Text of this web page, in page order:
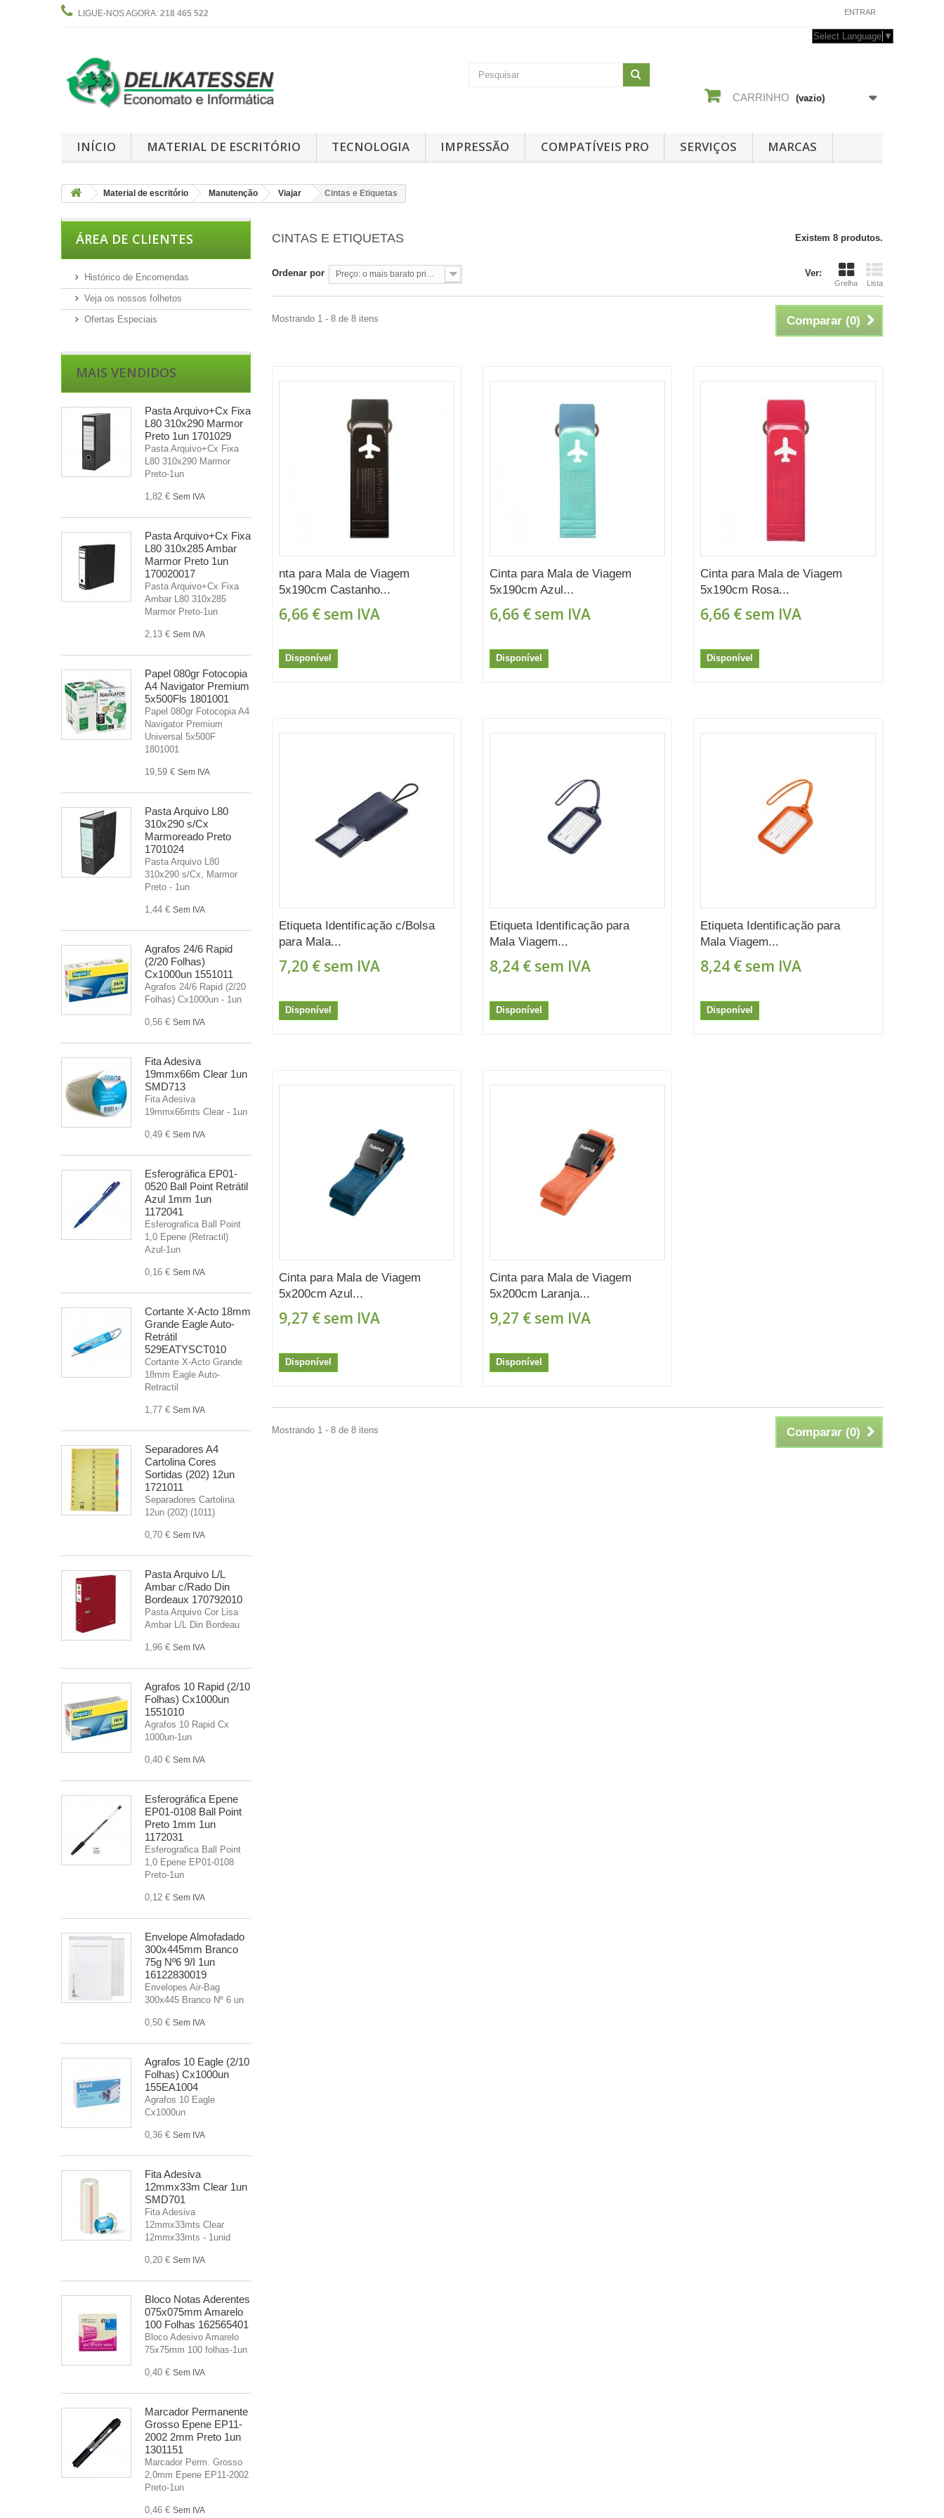
ENTRAR
LIGUE-NOS AGORA: 218 465 522
Select Language ▼
CARRINHO (vazio)
INÍCIO MATERIAL DE ESCRITÓRIO TECNOLOGIA IMPRESSÃO COMPATÍVEIS PRO SERVIÇOS MARCAS
Material de escritório Manutenção Viajar Cintas e Etiquetas
ÁREA DE CLIENTES
Histórico de Encomendas
Veja os nossos folhetos
Ofertas Especiais
MAIS VENDIDOS
Pasta Arquivo+Cx Fixa
L80 310x290 Marmor
Preto 1un 1701029
Pasta Arquivo+Cx Fixa
L80 310x290 Marmor
Preto-1un
1,82 € Sem IVA
Pasta Arquivo+Cx Fixa
L80 310x285 Ambar
Marmor Preto 1un
170020017
Pasta Arquivo+Cx Fixa
Ambar L80 310x285
Marmor Preto-1un
2,13 € Sem IVA
Papel 080gr Fotocopia
A4 Navigator Premium
5x500Fls 1801001
Papel 080gr Fotocopia A4
Navigator Premium
Universal 5x500F
1801001
19,59 € Sem IVA
Pasta Arquivo L80
310x290 s/Cx
Marmoreado Preto
1701024
Pasta Arquivo L80
310x290 s/Cx, Marmor
Preto - 1un
1,44 € Sem IVA
Agrafos 24/6 Rapid
(2/20 Folhas)
Cx1000un 1551011
Agrafos 24/6 Rapid (2/20
Folhas) Cx1000un - 1un
0,56 € Sem IVA
Fita Adesiva
19mmx66m Clear 1un
SMD713
Fita Adesiva
19mmx66mts Clear - 1un
0,49 € Sem IVA
Esferográfica EP01-
0520 Ball Point Retrátil
Azul 1mm 1un
1172041
Esferografica Ball Point
1,0 Epene (Retractil)
Azul-1un
0,16 € Sem IVA
Cortante X-Acto 18mm
Grande Eagle Auto-
Retrátil
529EATYSCT010
Cortante X-Acto Grande
18mm Eagle Auto-
Retractil
1,77 € Sem IVA
Separadores A4
Cartolina Cores
Sortidas (202) 12un
1721011
Separadores Cartolina
12un (202) (1011)
0,70 € Sem IVA
Pasta Arquivo L/L
Ambar c/Rado Din
Bordeaux 170792010
Pasta Arquivo Cor Lisa
Ambar L/L Din Bordeau
1,96 € Sem IVA
Agrafos 10 Rapid (2/10
Folhas) Cx1000un
1551010
Agrafos 10 Rapid Cx
1000un-1un
0,40 € Sem IVA
Esferográfica Epene
EP01-0108 Ball Point
Preto 1mm 1un
1172031
Esferografica Ball Point
1,0 Epene EP01-0108
Preto-1un
0,12 € Sem IVA
Envelope Almofadado
300x445mm Branco
75g Nº6 9/I 1un
16122830019
Envelopes Air-Bag
300x445 Branco Nº 6 un
0,50 € Sem IVA
Agrafos 10 Eagle (2/10
Folhas) Cx1000un
155EA1004
Agrafos 10 Eagle
Cx1000un
0,36 € Sem IVA
Fita Adesiva
12mmx33m Clear 1un
SMD701
Fita Adesiva
12mmx33mts Clear
12mmx33mts - 1unid
0,20 € Sem IVA
Bloco Notas Aderentes
075x075mm Amarelo
100 Folhas 162565401
Bloco Adesivo Amarelo
75x75mm 100 folhas-1un
0,40 € Sem IVA
Marcador Permanente
Grosso Epene EP11-
2002 2mm Preto 1un
1301151
Marcador Perm. Grosso
2,0mm Epene EP11-2002
Preto-1un
0,46 € Sem IVA
CINTAS E ETIQUETAS Existem 8 produtos.
Ver:
Grelha Lista
Ordenar por
Comparar (0)
Mostrando 1 - 8 de 8 itens
nta para Mala de Viagem
5x190cm Castanho...
6,66 € sem IVA
Disponível
Cinta para Mala de Viagem
5x190cm Azul...
6,66 €sem IVA
Disponível
Cinta para Mala de Viagem
5x190cm Rosa...
6,66 €sem IVA
Disponível
Etiqueta Identificação c/Bolsa
para Mala...
7,20 € sem IVA
Disponível
Etiqueta Identificação para
Mala Viagem...
8,24 €sem IVA
Disponível
Etiqueta Identificação para
Mala Viagem...
8,24 €sem IVA
Disponível
Cinta para Mala de Viagem
5x200cm Azul...
9,27 € sem IVA
Disponível
Cinta para Mala de Viagem
5x200cm Laranja...
9,27 €sem IVA
Disponível
Comparar (0)
Mostrando 1 - 8 de 8 itens